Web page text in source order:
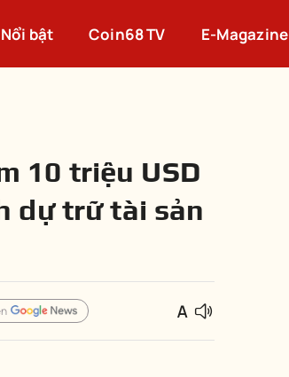
Nổi bật Coin68 TV E-Magazine
10 triệu USD
dự trữ tài sản